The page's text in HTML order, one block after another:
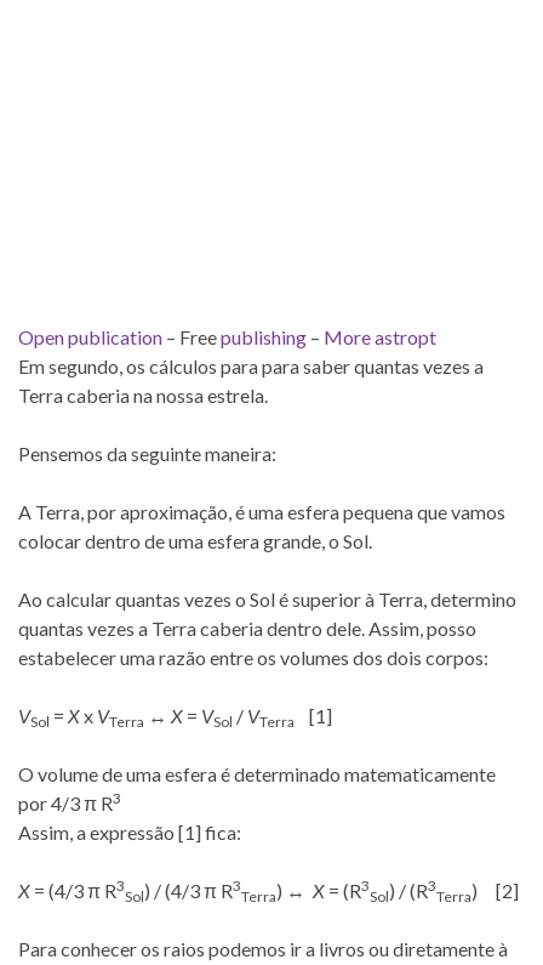
Open publication – Freepublishing – More astropt
Em segundo, os cálculos para para saber quantas vezes a
Terra caberia na nossa estrela.
Pensemos da seguinte maneira:
A Terra, por aproximação, é uma esfera pequena que vamos
colocar dentro de uma esfera grande, o Sol.
Ao calcular quantas vezes o Sol é superior à Terra, determino
quantas vezes a Terra caberia dentro dele. Assim, posso
estabelecer uma razão entre os volumes dos dois corpos:
VSol = Xx VTerra ↔ X = VSol / VTerra [1]
O volume de uma esfera é determinado matematicamente
por 4/3 π R3
Assim, a expressão [1] fica:
X = (4/3 π R3
Sol) / (4/3 π R3
Terra) ↔ X = (R3
Sol) / (R3
Terra) [2]
Para conhecer os raios podemos ir a livros ou diretamente à